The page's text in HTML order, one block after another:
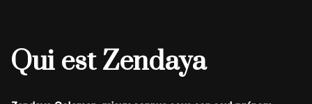
Qui est Zendaya